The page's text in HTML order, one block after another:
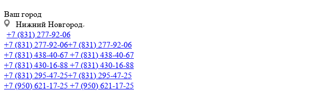
Ваш город
Нижний Новгород
+7 (831) 277-92-06
+7 (831) 277-92-06+7 (831) 277-92-06
+7 (831) 438-40-67 +7 (831) 438-40-67
+7 (831) 430-16-88 +7 (831) 430-16-88
+7 (831) 295-47-25+7 (831) 295-47-25
+7 (950) 621-17-25 +7 (950) 621-17-25